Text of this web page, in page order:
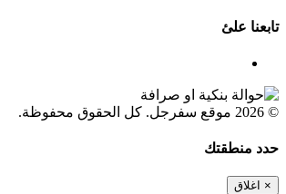
تابعنا علئ
© 2026 موقع سفرجل. كل الحقوق محفوظة.
حدد منطقتك
× اغلاق